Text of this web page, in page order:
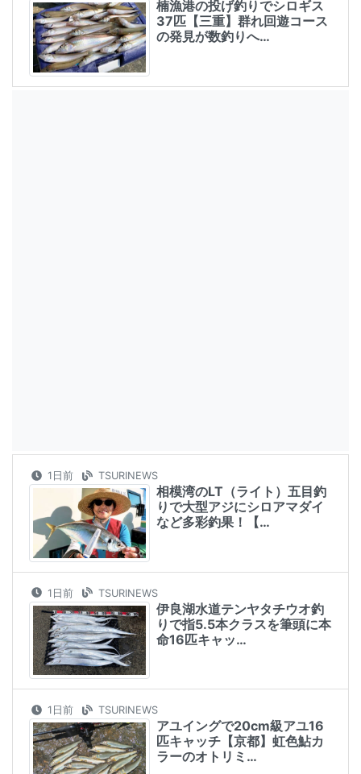
楠漁港の投げ釣りでシロギス
37匹【三重】群れ回遊コース
の発見が数釣りへ…
1日前 TSURINEWS
相模湾のLT（ライト）五目釣
りで大型アジにシロアマダイ
など多彩釣果！【…
1日前 TSURINEWS
伊良湖水道テンヤタチウオ釣
りで指5.5本クラスを筆頭に本
命16匹キャッ…
1日前 TSURINEWS
アユイングで20cm級アユ16
匹キャッチ【京都】虹色鮎カ
ラーのオトリミ…